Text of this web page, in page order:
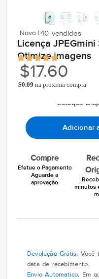
Novo | +40 vendidos
Licença
Otimize imagens
$17.60
Chegará grátis hoje
Ao comprar você ganha
Estoque
Devolução Grátis, Você
data de recebimento.
Envio Automatico, Em
$0.09 na proxima compra
Adicionar
Compre
Efetue o Pagamento
Aguarde a
aprovação
minutos